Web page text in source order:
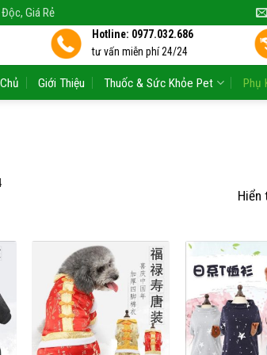
Giá Rẻ
Hotline: 0977.032.686
tư vấn miễn phí 24/24
Giới Thiệu Thuốc & Sức Khỏe Pet Phụ
Hiển